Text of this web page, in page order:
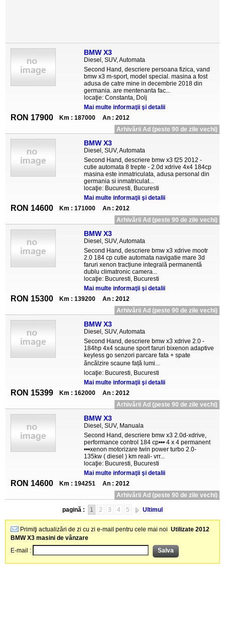
BMW X3
Diesel, SUV, Automata
Second Hand, descriere persoana fizica, vand
bmw x3 m-sport, model special. masina a fost
adusa de catre mine in decembrie 2018 din
germania. are mentenanta fac...
locaţie: Constanta, Dolj
Mai multe informaţii şi detalii
RON 17900 Km : 187000
An : 2012
Arhivării Ad (peste 90 de zile vechi)
BMW X3
Diesel, SUV, Automata
Second Hand, descriere bmw x3 f25 2012 -
cutie automata 8 trepte - 2.0d xdrive 4x4 184cp
masina este inmatriculata, adusa personal din
germania si inmatriculat...
locaţie: Bucuresti, Bucuresti
Mai multe informaţii şi detalii
RON 14600 Km : 171000
An : 2012
Arhivării Ad (peste 90 de zile vechi)
BMW X3
Diesel, SUV, Automata
Second Hand, descriere bmw x3 xdrive mootr
2.0 184 cp cutie automata navigatie mare 3d
faruri xenon tracțiune integrală permanentă
dublu climatronic camera...
locaţie: Bucuresti, Bucuresti
Mai multe informaţii şi detalii
RON 15300 Km : 139200
An : 2012
Arhivării Ad (peste 90 de zile vechi)
BMW X3
Diesel, SUV, Automata
Second Hand, descriere bmw x3 xdrive 2.0 -
184hp 4x4 scaune sport faruri bixenon adaptive
keyless go senzori parcare fata + spate
ãncălzire scaune față lumi...
locaţie: Bucuresti, Bucuresti
Mai multe informaţii şi detalii
RON 15399 Km : 162000
An : 2012
Arhivării Ad (peste 90 de zile vechi)
BMW X3
Diesel, SUV, Manuala
Second Hand, descriere bmw x3 2.0d-xdrive,
performance control 184 cp••• 4 x 4 permanent
•••xenon motorizare twin power turbo 2.0-
135kw ( diesel ) km reali- vrr...
locaţie: Bucuresti, Bucuresti
Mai multe informaţii şi detalii
RON 14600 Km : 194251
An : 2012
Arhivării Ad (peste 90 de zile vechi)
pagină : 1 2 3 4 5 Ultimul
Primiţi actualizări de zi cu zi e-mail pentru cele mai noi Utilizate 2012
BMW X3 masini de vânzare
E-mail :